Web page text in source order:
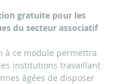
gratuite pour les
du secteur associatif
à ce module permettra
institutions travaillant
âgées de disposer